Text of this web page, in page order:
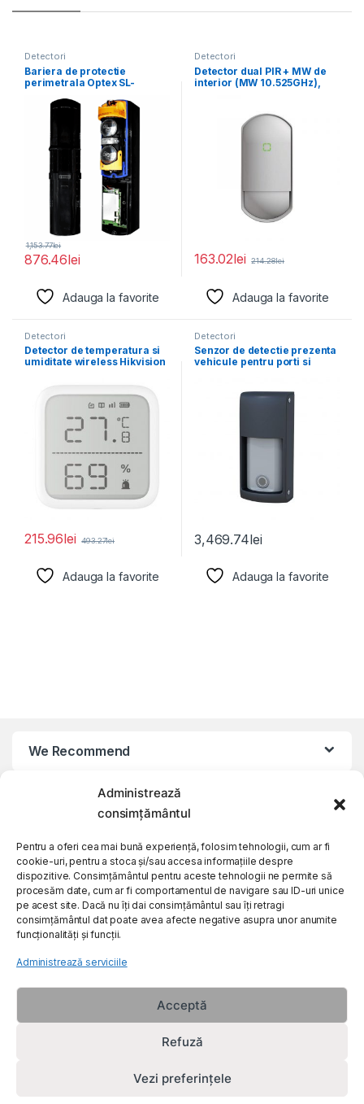
Administrează
consimțământul
Pentru a oferi cea mai bună experiență, folosim tehnologii, cum ar fi
cookie-uri, pentru a stoca și/sau accesa informațiile despre
dispozitive. Consimțământul pentru aceste tehnologii ne permite să
procesăm date, cum ar fi comportamentul de navigare sau ID-uri unice
pe acest site. Dacă nu îți dai consimțământul sau îți retragi
consimțământul dat poate avea afecte negative asupra unor anumite
funcționalități și funcții.
Administrează serviciile
Acceptă
Refuză
Vezi preferințele
Detectori
Bariera de protectie
perimetrala Optex SL-
876.46lei
1,153.77lei
Adauga la favorite
Detectori
Detector dual PIR + MW de
interior (MW 10.525GHz),
163.02lei 214.28lei
Adauga la favorite
Detectori
Detector de temperatura si
umiditate wireless Hikvision
AXPRO,
215.96lei 493.27lei
Adauga la favorite
Detectori
Senzor de detectie prezenta
vehicule pentru porti si
3,469.74lei
Adauga la favorite
We Recommend
My Account
Customer Care
About Us